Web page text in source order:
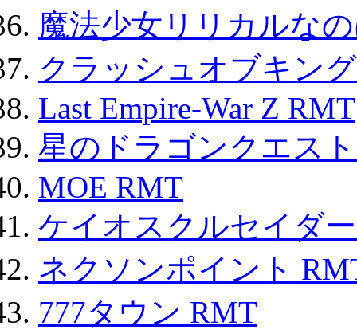
魔法少女リリカルな
クラッシュオブキン
Last Empire-War Z RMT
星のドラゴンクエス
MOE RMT
ケイオスクルセイダ
ネクソンポイント
777タウン RMT